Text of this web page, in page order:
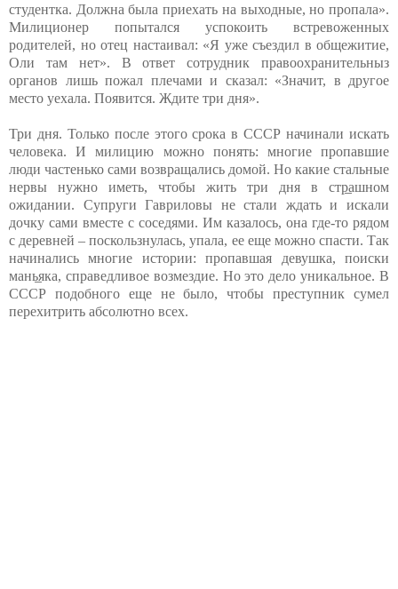
студентка. Должна была приехать на выходные, но пропала».
Милиционер попытался успокоить встревоженных
родителей, но отец настаивал: «Я уже съездил в общежитие,
Оли там нет». В ответ сотрудник правоохранительныз
органов лишь пожал плечами и сказал: «Значит, в другое
место уехала. Появится. Ждите три дня».
Три дня. Только после этого срока в СССР начинали искать
человека. И милицию можно понять: многие пропавшие
люди частенько сами возвращались домой. Но какие стальные
нервы нужно иметь, чтобы жить три дня в стр̲ашном
ожидании. Супруги Гавриловы не стали ждать и искали
дочку сами вместе с соседями. Им казалось, она где-то рядом
с деревней – поскользнулась, упала, ее еще можно спасти. Так
начинались многие истории: пропавшая девушка, поиски
мань̲яка, справедливое возмездие. Но это дело уникальное. В
СССР подобного еще не было, чтобы преступник сумел
перехитрить абсолютно всех.